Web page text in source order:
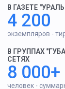
В ГАЗЕТЕ
4 200
экземпляров -
В ГРУППАХ
СЕТЯХ
8 000+
человек -